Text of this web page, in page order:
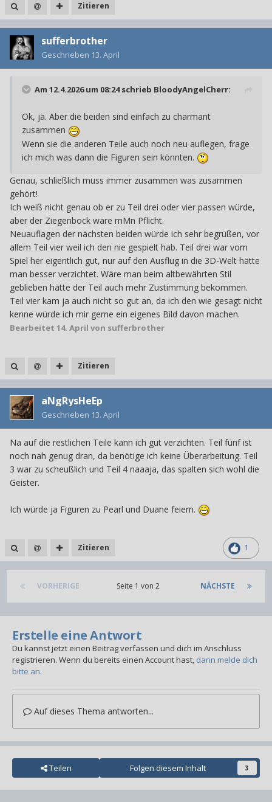
Zitieren
sufferbrother
Geschrieben 13. April
Am 12.4.2026 um 08:24 schrieb BloodyAngelCherr:
Ok, ja. Aber die beiden sind einfach zu charmant
zusammen
Wenn sie die anderen Teile auch noch neu auflegen, frage
ich mich was dann die Figuren sein könnten.
Genau, schließlich muss immer zusammen was zusammen
gehört!
Ich weiß nicht genau ob er zu Teil drei oder vier passen würde,
aber der Ziegenbock wäre mMn Pflicht.
Neuauflagen der nächsten beiden würde ich sehr begrüßen, vor
allem Teil vier weil ich den nie gespielt hab. Teil drei war vom
Spiel her eigentlich gut, nur auf den Ausflug in die 3D-Welt hätte
man besser verzichtet. Wäre man beim altbewährten Stil
geblieben hätte der Teil auch mehr Zustimmung bekommen.
Teil vier kam ja auch nicht so gut an, da ich den wie gesagt nicht
kenne würde ich mir gerne ein eigenes Bild davon machen.
Bearbeitet 14. April von sufferbrother
Zitieren
aNgRysHeEp
Geschrieben 13. April
Na auf die restlichen Teile kann ich gut verzichten. Teil fünf ist
noch nah genug dran, da benötige ich keine Überarbeitung. Teil
3 war zu scheußlich und Teil 4 naaaja, das spalten sich wohl die
Geister.
Ich würde ja Figuren zu Pearl und Duane feiern.
1
Zitieren
VORHERIGE NÄCHSTE
Seite 1 von 2
Erstelle eine Antwort
Du kannst jetzt einen Beitrag verfassen und dich im Anschluss
registrieren. Wenn du bereits einen Account hast, dann melde dich
bitte an.
Auf dieses Thema antworten...
Teilen Folgen diesem Inhalt 3